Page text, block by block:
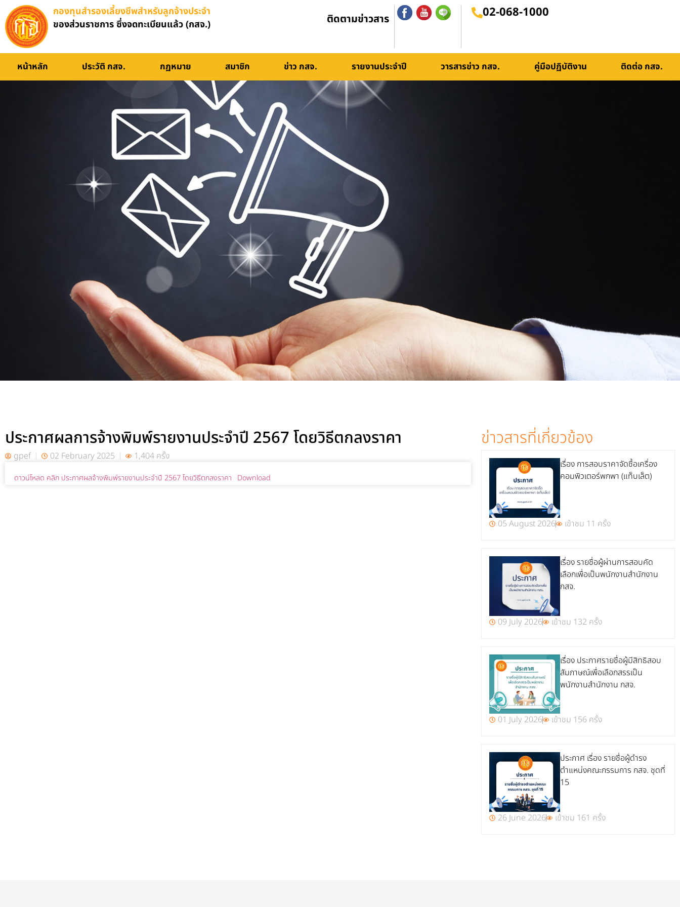
กองทุนสำรองเลี้ยงชีพสำหรับลูกจ้างประจำ
ของส่วนราชการ ซึ่งจดทะเบียนแล้ว (กสจ.)
ติดตามข่าวสาร 02-068-1000
หน้าหลัก ประวัติ กสจ. กฏหมาย สมาชิก ข่าว กสจ. รายงานประจำปี วารสารข่าว กสจ. คู่มือปฏิบัติงาน ติดต่อ กสจ.
ประกาศผลการจ้างพิมพ์รายงานประจำปี 2567 โดยวิธีตกลงราคา
gpef 02 February 2025 1,404 ครั้ง
ดาวน์โหลด คลิก ประกาศผลจ้างพิมพ์รายงานประจำปี 2567 โดยวิธีตกลงราคา Download
ข่าวสารที่เกี่ยวข้อง
เรื่อง การสอบราคาจัดซื้อเครื่อง
คอมพิวเตอร์พกพา (แท็บเล็ต)
05 August 2026 เข้าชม 11 ครั้ง
เรื่อง รายชื่อผู้ผ่านการสอบคัด
เลือกเพื่อเป็นพนักงานสำนักงาน
กสจ.
09 July 2026 เข้าชม 132 ครั้ง
เรื่อง ประกาศรายชื่อผู้มีสิทธิสอบ
สัมภาษณ์เพื่อเลือกสรรเป็น
พนักงานสำนักงาน กสจ.
01 July 2026 เข้าชม 156 ครั้ง
ประกาศ เรื่อง รายชื่อผู้ดำรง
ตำแหน่งคณะกรรมการ กสจ. ชุดที่
15
26 June 2026 เข้าชม 161 ครั้ง